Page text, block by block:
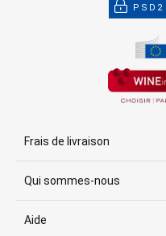
PSD2
Frais de livraison
Qui sommes-nous
Aide